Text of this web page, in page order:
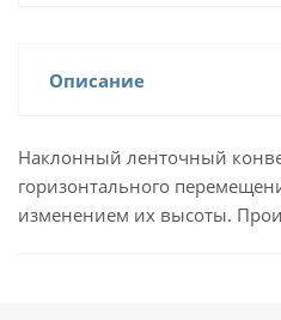
Описание
Наклонный ленточный
горизонтального
изменением их высоты.